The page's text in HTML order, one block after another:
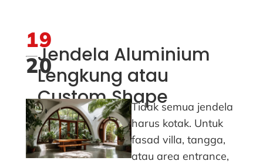
19
20
Jendela Aluminium
Lengkung atau
Custom ShapeTidak semua jendela
harus kotak. Untuk
fasad villa, tangga,
atau area entrance,